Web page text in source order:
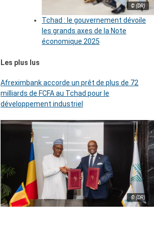
© (DR)
Tchad : le gouvernement dévoile
les grands axes de la Note
économique 2025
Les plus lus
Afreximbank accorde un prêt de plus de 72
milliards de FCFA au Tchad pour le
développement industriel
© (DR)